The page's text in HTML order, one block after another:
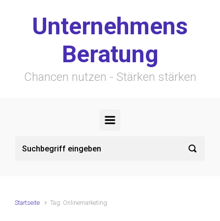
Unternehmens
Beratung
Chancen nutzen - Stärken stärken
Startseite Tag: Onlinemarketing